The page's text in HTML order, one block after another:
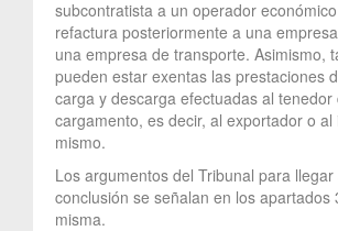
subcontratista a un operador
refactura posteriormente a una
una empresa de transporte. Asimismo,
pueden estar exentas las prestaciones
carga y descarga efectuadas al tenedor
cargamento, es decir, al exportador o
mismo.
Los argumentos del Tribunal para llegar
conclusión se señalan en los apartados
misma.